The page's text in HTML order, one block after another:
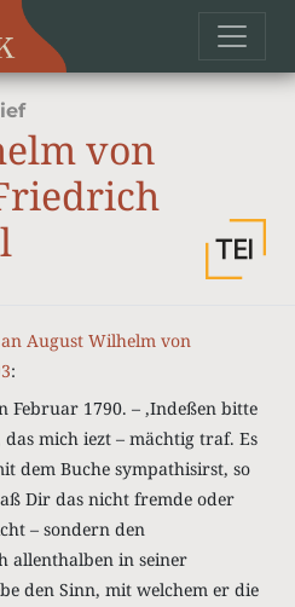
von
August Wilhelm von
:
Februar 1790. – ‚Indeßen bitte
mich iezt – mächtig traf. Es
dem Buche sympathisirst, so
Dir das nicht fremde oder
– sondern den
allenthalben in seiner
den Sinn, mit welchem er die